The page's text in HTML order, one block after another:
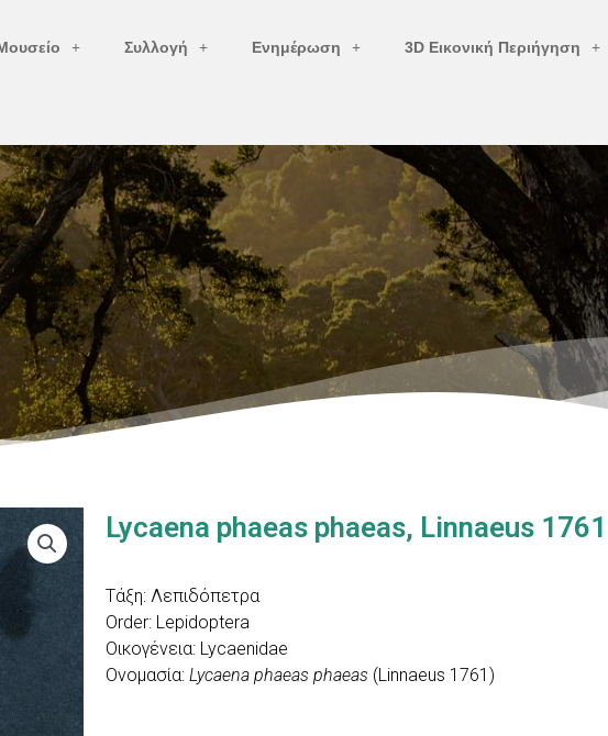
Συλλογή Ενημέρωση 3D Εικονική Περιήγηση
Lycaena phaeas phaeas, Linnaeus 1761
Τάξη: Λεπιδόπετρα
Order: Lepidoptera
Οικογένεια: Lycaenidae
Ονομασία: Lycaena phaeas phaeas (Linnaeus 1761)